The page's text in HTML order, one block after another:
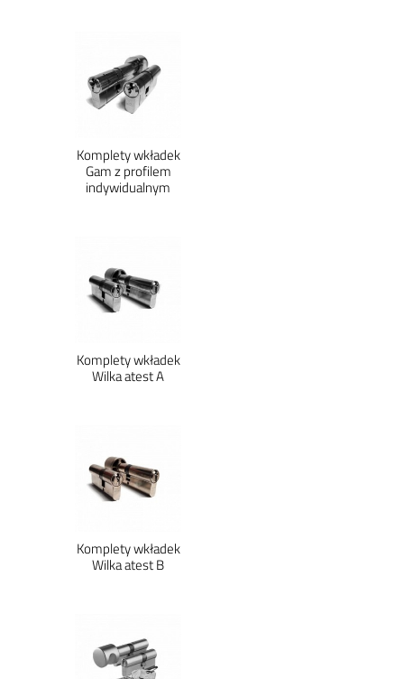
Komplety wkładek
Gam z profilem
indywidualnym
Komplety wkładek
Wilka atest A
Komplety wkładek
Wilka atest B